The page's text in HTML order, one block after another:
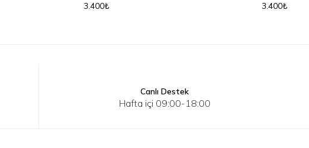
6Y 8Y 10Y 12Y
3.400₺
3.400₺
Canlı Destek
Hafta içi 09:00-18:00